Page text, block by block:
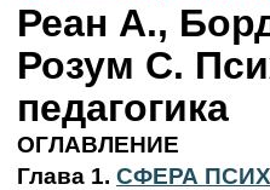
Реан А.,
Розум С.
педагогика
ОГЛАВЛЕНИЕ
Глава 1. СФЕРА